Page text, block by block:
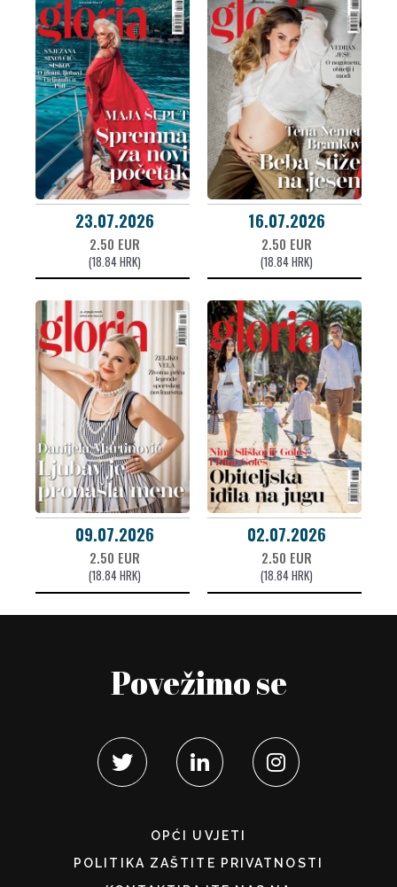
23.07.2026
2.50 EUR
(18.84 HRK)
16.07.2026
2.50 EUR
(18.84 HRK)
09.07.2026
2.50 EUR
(18.84 HRK)
02.07.2026
2.50 EUR
(18.84 HRK)
Povežimo se
OPĆI UVJETI
POLITIKA ZAŠTITE PRIVATNOSTI